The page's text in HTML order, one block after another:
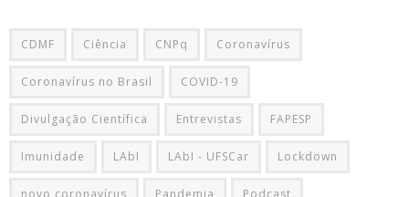
CDMF Ciência CNPq Coronavírus
Coronavírus no Brasil COVID-19
Divulgação Científica Entrevistas FAPESP
Imunidade LAbI LAbI - UFSCar Lockdown
novo coronavírus Pandemia Podcast